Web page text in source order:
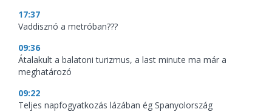
17:37
Vaddisznó a metróban???
09:36
Átalakult a balatoni turizmus, a last minute ma már a
meghatározó
09:22
Teljes napfogyatkozás lázában ég Spanyolország